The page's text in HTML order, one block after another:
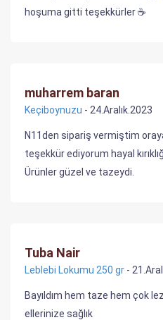
hoşuma gitti teşekkürler ☕️
muharrem baran
Keçiboynuzu - 24.Aralık.2023
N11den sipariş vermiştim
teşekkür ediyorum hayal
Ürünler güzel ve tazeydi.
Tuba Nair
Leblebi Lokumu 250 gr -
Bayıldım hem taze hem çok
ellerinize sağlık